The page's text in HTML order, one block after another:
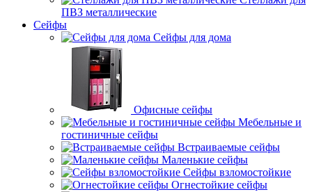
ПВЗ металлические
Сейфы
Сейфы для дома
Офисные сейфы
Мебельные и
гостиничные сейфы
Встраиваемые сейфы
Маленькие сейфы
Сейфы взломостойкие
Огнестойкие сейфы